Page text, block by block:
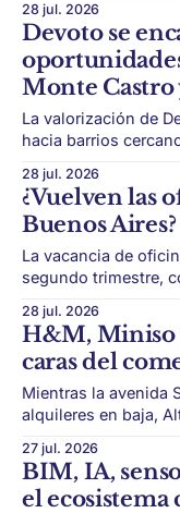
convertirse en una
difícil. Un estudio del Centro de Investigaciones Sociales
de UADE reveló que
28 jul. 2026
Devoto se
Monte Castro
La valorización de
hacia barrios
como uno de los
CABA. Su combinación de casas bajas, plazas, oferta
gastronómica,
convirtió en una
28 jul. 2026
¿Vuelven las
Buenos Aires?
La vacancia de
segundo trimestre,
mercado de oficinas
años más duros de la
marcado
28 jul. 2026
H&M, Miniso
caras del
Mientras la avenida
alquileres en baja,
caras del mercado comercial
sus corredores más
vacíos y valores de
27 jul. 2026
BIM, IA,
el ecosistema